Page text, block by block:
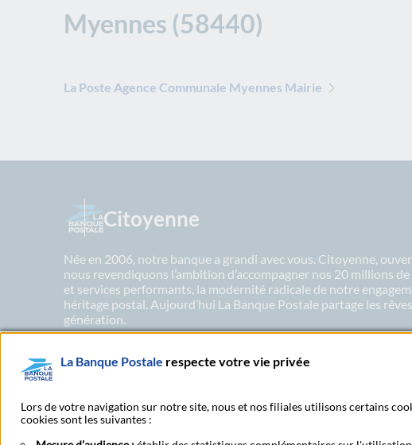
Myennes (58440)
La Poste Agence Communale Myennes Mairie
Citoyenne
Née en 2006, notre banque a grandi avec vous. Citoyenne,
nous revendiquons l’ambition d’accompagner nos 20 millions
et services performants, la modernité radicale de notre
héritage postal. Aujourd’hui La Banque Postale partage les
génération.
En savoir plus sur nos engagements
La Banque Postale respecte votre vie privée
Lors de votre navigation sur notre site, nous et nos filiales utilisons certains
cookies sont les suivantes :